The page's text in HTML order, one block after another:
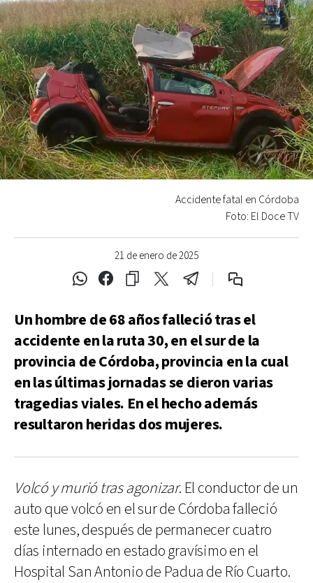
21 de enero de 2025
Accidente fatal en Córdoba
Foto: El Doce TV
Un hombre de 68 años falleció tras el
accidente en la ruta 30, en el sur de la
provincia de Córdoba, provincia en la cual
en las últimas jornadas se dieron varias
tragedias viales. En el hecho además
resultaron heridas dos mujeres.
Volcó y murió tras agonizar. El conductor de un
auto que volcó en el sur de Córdoba falleció
este lunes, después de permanecer cuatro
días internado en estado gravísimo en el
Hospital San Antonio de Padua de Río Cuarto.